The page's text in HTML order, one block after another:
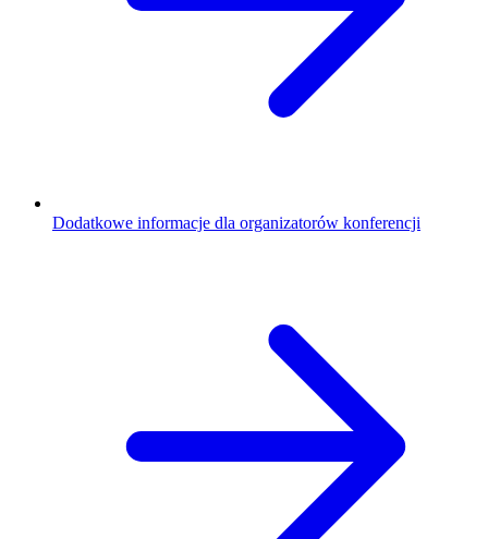
Dodatkowe informacje dla organizatorów konferencji